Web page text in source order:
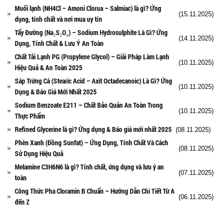
Muối lạnh (NH4Cl – Amoni Clorua – Salmiac) là gì? Ứng
dụng, tính chất và nơi mua uy tín
(15.11.2025)
Tẩy Đường (Na₂S₂O₄) – Sodium Hydrosulphite Là Gì? Ứng
Dụng, Tính Chất & Lưu Ý An Toàn
(14.11.2025)
Chất Tải Lạnh PG (Propylene Glycol) – Giải Pháp Làm Lạnh
Hiệu Quả & An Toàn 2025
(10.11.2025)
Sáp Trứng Cá (Stearic Acid – Axit Octadecanoic) Là Gì? Ứng
Dụng & Báo Giá Mới Nhất 2025
(10.11.2025)
Sodium Benzoate E211 – Chất Bảo Quản An Toàn Trong
Thực Phẩm
(10.11.2025)
Refined Glycerine là gì? Ứng dụng & Báo giá mới nhất 2025 (08.11.2025)
Phèn Xanh (Đồng Sunfat) – Ứng Dụng, Tính Chất Và Cách
Sử Dụng Hiệu Quả
(08.11.2025)
Melamine C3H6N6 là gì? Tính chất, ứng dụng và lưu ý an
toàn
(07.11.2025)
Công Thức Pha Cloramin B Chuẩn – Hướng Dẫn Chi Tiết Từ A
đến Z
(06.11.2025)